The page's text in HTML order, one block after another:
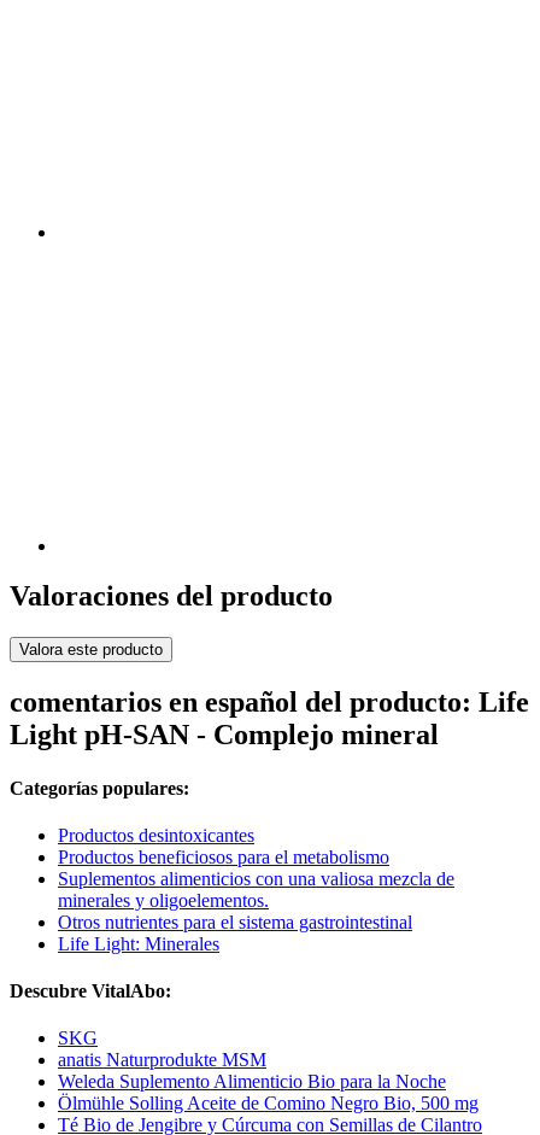
Valoraciones del producto
Valora este producto
comentarios en español del producto: Life
Light pH-SAN - Complejo mineral
Categorías populares:
Productos desintoxicantes
Productos beneficiosos para el metabolismo
Suplementos alimenticios con una valiosa mezcla de
minerales y oligoelementos.
Otros nutrientes para el sistema gastrointestinal
Life Light: Minerales
Descubre VitalAbo:
SKG
anatis Naturprodukte MSM
Weleda Suplemento Alimenticio Bio para la Noche
Ölmühle Solling Aceite de Comino Negro Bio, 500 mg
Té Bio de Jengibre y Cúrcuma con Semillas de Cilantro